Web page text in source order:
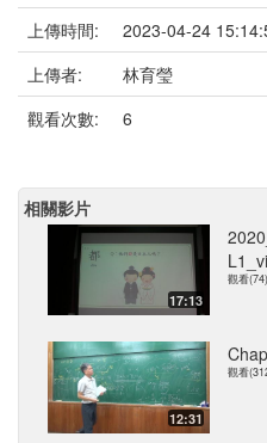
上傳時間:
2023-04-24
上傳者:
林育瑩
觀看次數:
6
相關影片
17:13
觀看(74)
12:31
觀看